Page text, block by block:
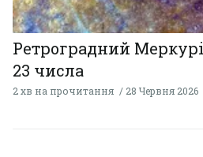
Ретроградний
23 числа
2 хв на прочитання 28 Червня 2026